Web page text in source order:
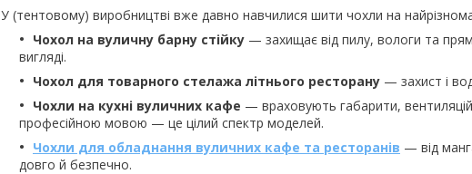
У (тентовому) виробництві вже давно навчилися шити чохли на
Чохол на вуличну барну стійку — захищає від пилу, вологи та
вигляді.
Чохол для товарного стелажа літнього ресторану — захист і
Чохли на кухні вуличних кафе — враховують габарити,
професійною мовою — це цілий спектр моделей.
Чохли для обладнання вуличних кафе та ресторанів — від
довго й безпечно.